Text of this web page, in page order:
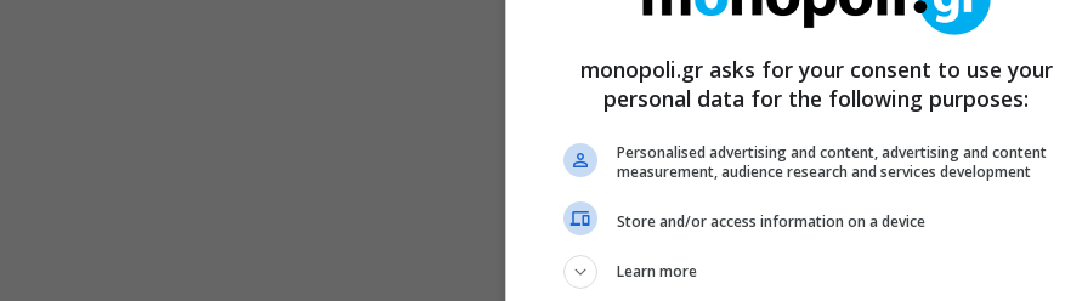
monopoli.gr asks for your consent to use your
personal data for the following purposes:
Personalised advertising and content, advertising and content
measurement, audience research and services development
Store and/or access information on a device
Learn more